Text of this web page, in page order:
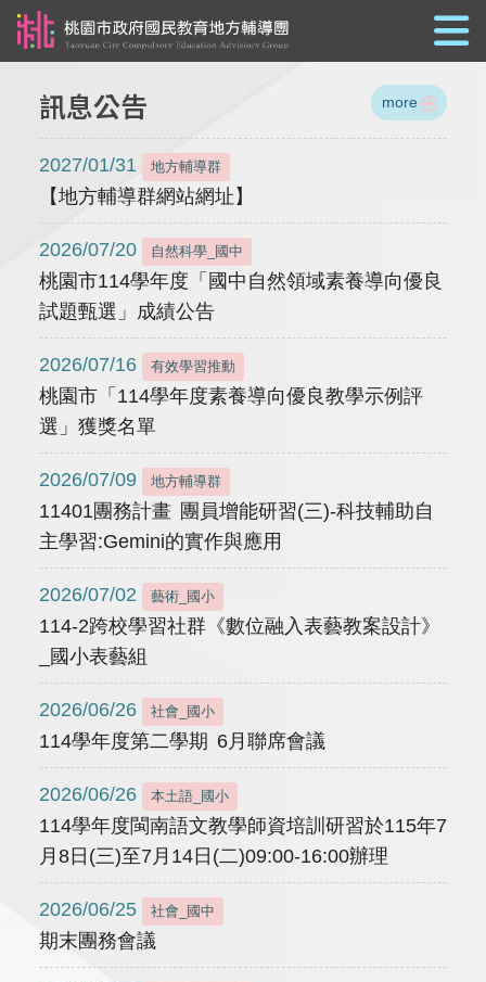
訊息公告 more
2027/01/31 地方輔導群
【地方輔導群網站網址】
2026/07/20 自然科學_國中
桃園市114學年度「國中自然領域素養導向優良
試題甄選」成績公告
2026/07/16 有效學習推動
桃園市「114學年度素養導向優良教學示例評
選」獲獎名單
2026/07/09 地方輔導群
11401團務計畫 團員增能研習(三)-科技輔助自
主學習:Gemini的實作與應用
2026/07/02 藝術_國小
114-2跨校學習社群《數位融入表藝教案設計》
_國小表藝組
2026/06/26 社會_國小
114學年度第二學期 6月聯席會議
2026/06/26 本土語_國小
114學年度閩南語文教學師資培訓研習於115年7
月8日(三)至7月14日(二)09:00-16:00辦理
2026/06/25 社會_國中
期末團務會議